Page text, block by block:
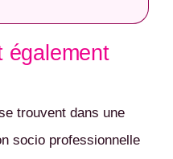
également
trouvent dans une
socio professionnelle